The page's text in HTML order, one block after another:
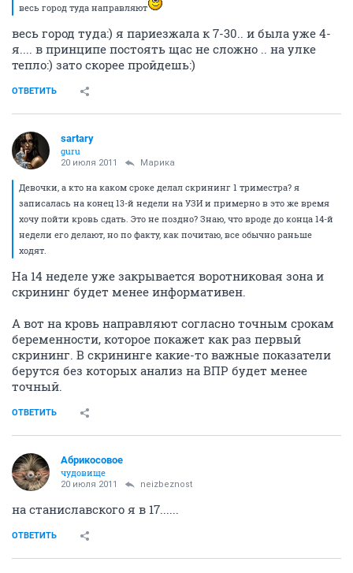
весь город туда направляют
весь город туда:) я париезжала к 7-30.. и была уже 4-
я.... в принципе постоять щас не сложно .. на улке
тепло:) зато скорее пройдешь:)
ОТВЕТИТЬ
sartary
guru
20 июля 2011 Марика
Девочки, а кто на каком сроке делал скрининг 1 триместра? я
записалась на конец 13-й недели на УЗИ и примерно в это же время
хочу пойти кровь сдать. Это не поздно? Знаю, что вроде до конца 14-й
недели его делают, но по факту, как почитаю, все обычно раньше
ходят.
На 14 неделе уже закрывается воротниковая зона и
скрининг будет менее информативен.
А вот на кровь направляют согласно точным срокам
беременности, которое покажет как раз первый
скрининг. В скрининге какие-то важные показатели
берутся без которых анализ на ВПР будет менее
точный.
ОТВЕТИТЬ
Абрикосовое
чудовище
20 июля 2011 neizbeznost
на станиславского я в 17......
ОТВЕТИТЬ